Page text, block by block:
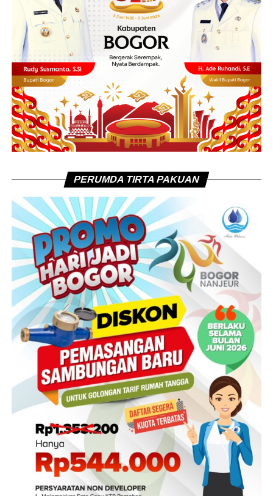
PERUMDA TIRTA PAKUAN